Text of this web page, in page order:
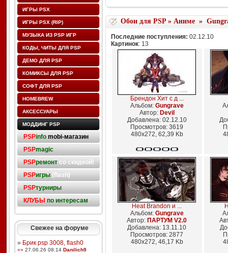
ИГРЫ PSX
ИГРЫ PSX (RIP)
МУЗЫКА ИЗ PSP ИГР
КОДЫ, ЧИТЫ ДЛЯ PSP
ДЕМО ДЛЯ PSP
КОМИКСЫ ДЛЯ PSP
СОФТ ДЛЯ PSP
HOMEBREW
АКСЕССУАРЫ
МОДДИНГ PSP
PSPinfo mobi-магазин
PSPmagic
PSPремонтсо скидкой!
PSPигры(flash)
PSPтурниры
КЛУБЫ по интересам
Свежее на форуме
» Брик psp 3008, flash0
»» 27.06.26 08:14 Danilich9
Обои для PSP» Аниме»
Последние поступления: 02.12.10
Картинок: 13
Брендон Хит с д ...
Альбом: Gungrave
Автор: Devil
Добавлена: 02.12.10
Просмотров: 3619
480x272, 62,39 Kb
Heat Brandon и ...
Альбом: Gungrave
Автор: ПАРТУМ V2.0
Добавлена: 13.11.10
Просмотров: 2877
480x272, 46,17 Kb